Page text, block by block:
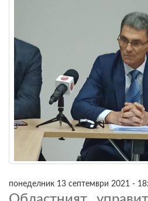
понеделник 13 септември 2021 -